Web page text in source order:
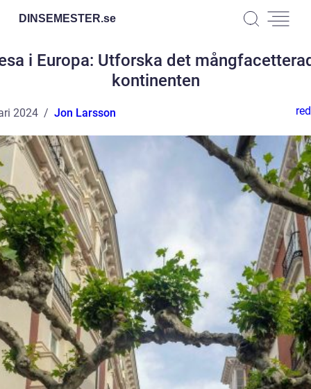
DINSEMESTER.se
i Europa: Utforska det
kontinenten
2024 Jon Larsson